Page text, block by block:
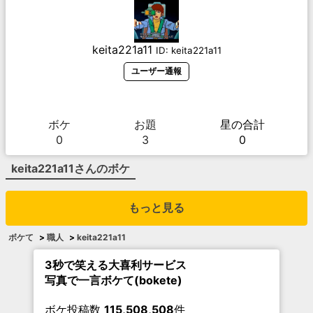
keita221a11 ID: keita221a11
ユーザー通報
ボケ
0
お題
3
星の合計
0
keita221a11 さんのボケ
もっと見る
ボケて > 職人 > keita221a11
3秒で笑える大喜利サービス
写真で一言ボケて(bokete)
ボケ投稿数 115,508,508件